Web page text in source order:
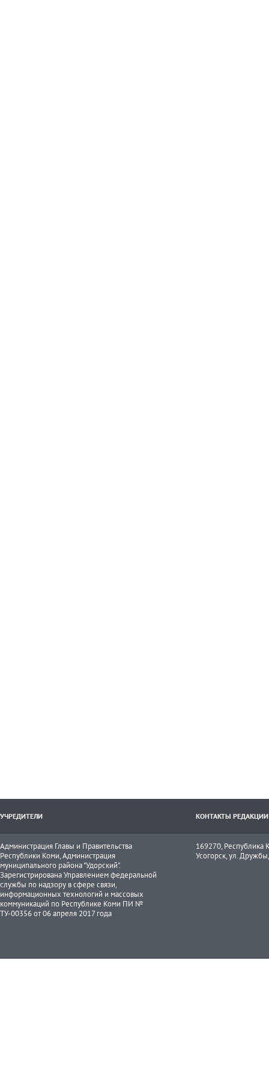
УЧРЕДИТЕЛИ КОНТАКТЫ РЕДАКЦИИ
Администрация Главы и Правительства
Республики Коми, Администрация
муниципального района "Удорский".
Зарегистрирована Управлением федеральной
службы по надзору в сфере связи,
информационных технологий и массовых
коммуникаций по Республике Коми ПИ №
ТУ-00356 от 06 апреля 2017 года
169270, Республика
Усогорск, ул.